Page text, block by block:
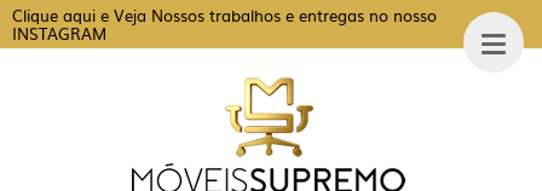
Clique aqui e Veja Nossos trabalhos e entregas no nosso
INSTAGRAM